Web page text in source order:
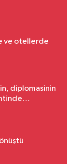
ve otellerde
diplomasinin